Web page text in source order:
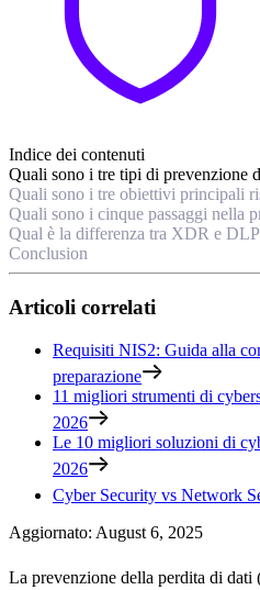
Indice dei contenuti
Quali sono i tre tipi di prevenzione
Quali sono i tre obiettivi principali
Quali sono i cinque passaggi nella
Qual è la differenza tra XDR e
Conclusion
Articoli correlati
Requisiti NIS2: Guida alla
preparazione
11 migliori strumenti di
2026
Le 10 migliori soluzioni di
2026
Cyber Security vs Network
Aggiornato: August 6, 2025
La prevenzione della perdita di